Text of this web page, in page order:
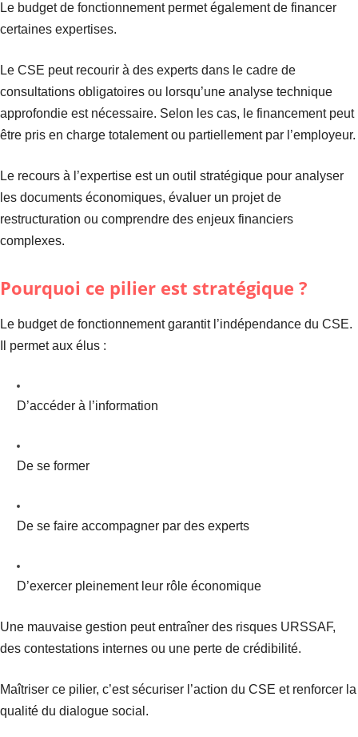
Le budget de fonctionnement permet également de financer
certaines expertises.
Le CSE peut recourir à des experts dans le cadre de
consultations obligatoires ou lorsqu’une analyse technique
approfondie est nécessaire. Selon les cas, le financement peut
être pris en charge totalement ou partiellement par l’employeur.
Le recours à l’expertise est un outil stratégique pour analyser
les documents économiques, évaluer un projet de
restructuration ou comprendre des enjeux financiers
complexes.
Pourquoi ce pilier est stratégique ?
Le budget de fonctionnement garantit l’indépendance du CSE.
Il permet aux élus :
D’accéder à l’information
De se former
De se faire accompagner par des experts
D’exercer pleinement leur rôle économique
Une mauvaise gestion peut entraîner des risques URSSAF,
des contestations internes ou une perte de crédibilité.
Maîtriser ce pilier, c’est sécuriser l’action du CSE et renforcer la
qualité du dialogue social.